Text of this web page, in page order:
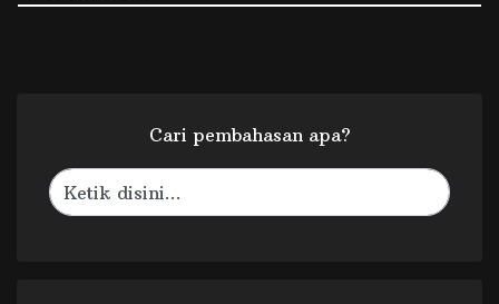
Cari pembahasan apa?